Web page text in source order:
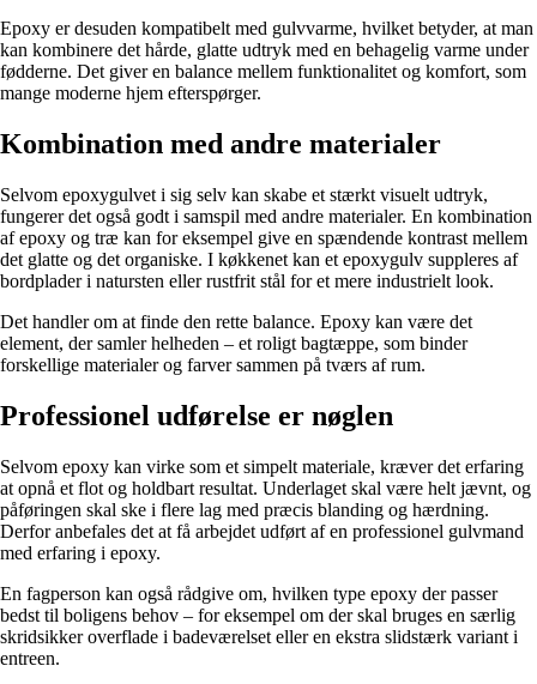
Epoxy er desuden kompatibelt med gulvvarme, hvilket betyder, at man
kan kombinere det hårde, glatte udtryk med en behagelig varme under
fødderne. Det giver en balance mellem funktionalitet og komfort, som
mange moderne hjem efterspørger.
Kombination med andre materialer
Selvom epoxygulvet i sig selv kan skabe et stærkt visuelt udtryk,
fungerer det også godt i samspil med andre materialer. En kombination
af epoxy og træ kan for eksempel give en spændende kontrast mellem
det glatte og det organiske. I køkkenet kan et epoxygulv suppleres af
bordplader i natursten eller rustfrit stål for et mere industrielt look.
Det handler om at finde den rette balance. Epoxy kan være det
element, der samler helheden – et roligt bagtæppe, som binder
forskellige materialer og farver sammen på tværs af rum.
Professionel udførelse er nøglen
Selvom epoxy kan virke som et simpelt materiale, kræver det erfaring
at opnå et flot og holdbart resultat. Underlaget skal være helt jævnt, og
påføringen skal ske i flere lag med præcis blanding og hærdning.
Derfor anbefales det at få arbejdet udført af en professionel gulvmand
med erfaring i epoxy.
En fagperson kan også rådgive om, hvilken type epoxy der passer
bedst til boligens behov – for eksempel om der skal bruges en særlig
skridsikker overflade i badeværelset eller en ekstra slidstærk variant i
entreen.